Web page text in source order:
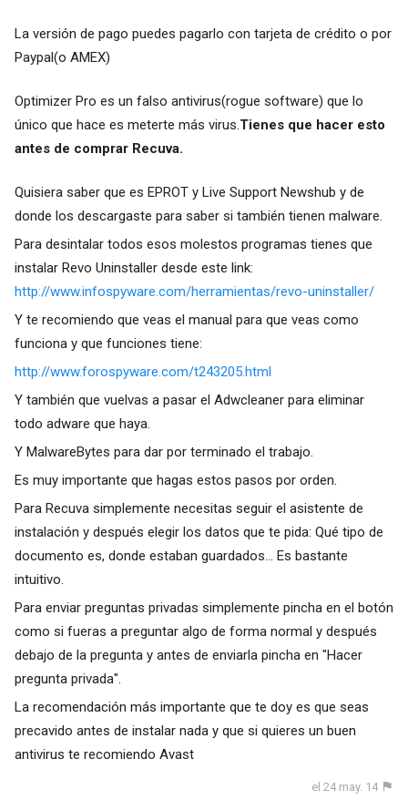
La versión de pago puedes pagarlo con tarjeta de crédito o por
Paypal(o AMEX)
Optimizer Pro es un falso antivirus(rogue software) que lo
único que hace es meterte más virus.Tienes que hacer esto
antes de comprar Recuva.
Quisiera saber que es EPROT y Live Support Newshub y de
donde los descargaste para saber si también tienen malware.
Para desintalar todos esos molestos programas tienes que
instalar Revo Uninstaller desde este link:
http://www.infospyware.com/herramientas/revo-uninstaller/
Y te recomiendo que veas el manual para que veas como
funciona y que funciones tiene:
http://www.forospyware.com/t243205.html
Y también que vuelvas a pasar el Adwcleaner para eliminar
todo adware que haya.
Y MalwareBytes para dar por terminado el trabajo.
Es muy importante que hagas estos pasos por orden.
Para Recuva simplemente necesitas seguir el asistente de
instalación y después elegir los datos que te pida: Qué tipo de
documento es, donde estaban guardados... Es bastante
intuitivo.
Para enviar preguntas privadas simplemente pincha en el botón
como si fueras a preguntar algo de forma normal y después
debajo de la pregunta y antes de enviarla pincha en "Hacer
pregunta privada".
La recomendación más importante que te doy es que seas
precavido antes de instalar nada y que si quieres un buen
antivirus te recomiendo Avast
el 24 may. 14